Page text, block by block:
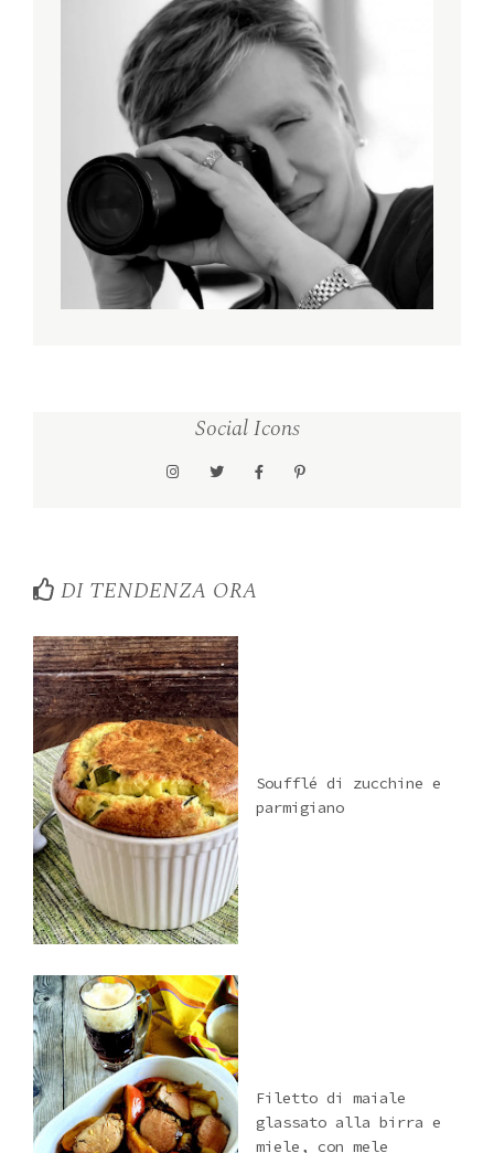
Social Icons
DI TENDENZA ORA
Soufflé di zucchine e
parmigiano
Filetto di maiale
glassato alla birra e
miele, con mele